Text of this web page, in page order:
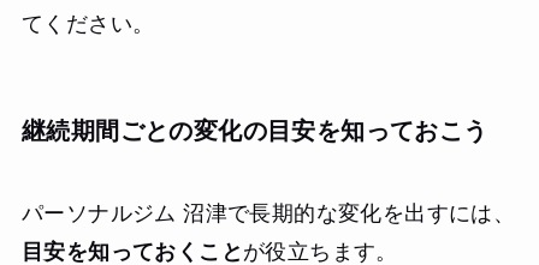
てください。
継続期間ごとの変化の目安を知っておこう
パーソナルジム 沼津で長期的な変化を出すには、
目安を知っておくこと が役立ちます。